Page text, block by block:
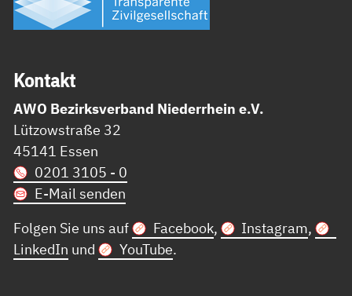
Kon­takt
AWO Bezirksverband Niederrhein e.V.
Lützowstraße 32
45141 Essen
0201 3105 - 0
E-Mail senden
Folgen Sie uns auf
Facebook, Instagram,
LinkedIn und YouTube.